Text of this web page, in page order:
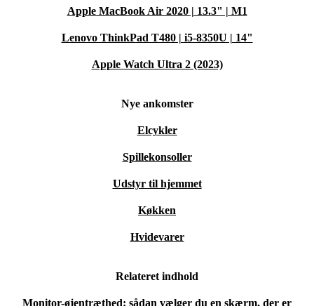
Apple MacBook Air 2020 | 13.3" | M1
Lenovo ThinkPad T480 | i5-8350U | 14"
Apple Watch Ultra 2 (2023)
Nye ankomster
Elcykler
Spillekonsoller
Udstyr til hjemmet
Køkken
Hvidevarer
Relateret indhold
Monitor-øjentræthed: sådan vælger du en skærm, der er